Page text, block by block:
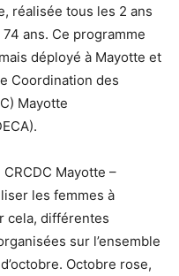
réalisée tous les 2 ans
ans. Ce programme
déployé à Mayotte et
Coordination des
Mayotte
Mayotte –
les femmes à
cela, différentes
sur l’ensemble
Octobre rose,